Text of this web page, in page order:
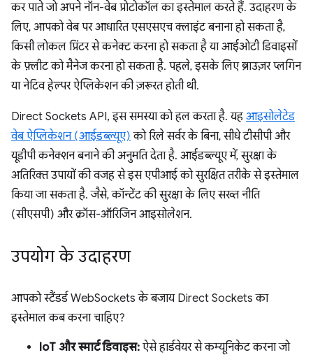
कर पाते जो अपने नॉन-वेब प्रोटोकॉल का इस्तेमाल करते हैं. उदाहरण के
लिए, आपको वेब पर आधारित एसएसएच क्लाइंट बनाना हो सकता है,
किसी लोकल प्रिंटर से कनेक्ट करना हो सकता है या आईओटी डिवाइसों
के फ़्लीट को मैनेज करना हो सकता है. पहले, इसके लिए ब्राउज़र प्लगिन
या नेटिव हेल्पर ऐप्लिकेशन की ज़रूरत होती थी.
Direct Sockets API, इस समस्या को हल करता है. यह आइसोलेटेड
वेब ऐप्लिकेशन (आईडब्ल्यूए) को रिले सर्वर के बिना, सीधे टीसीपी और
यूडीपी कनेक्शन बनाने की अनुमति देता है. आईडब्ल्यूए में, सुरक्षा के
अतिरिक्त उपायों की वजह से इस एपीआई को सुरक्षित तरीके से इस्तेमाल
किया जा सकता है. जैसे, कॉन्टेंट की सुरक्षा के लिए सख्त नीति
(सीएसपी) और क्रॉस-ऑरिजिन आइसोलेशन.
उपयोग के उदाहरण
आपको स्टैंडर्ड WebSockets के बजाय Direct Sockets का
इस्तेमाल कब करना चाहिए?
IoT और स्मार्ट डिवाइस: ऐसे हार्डवेयर से कम्यूनिकेट करना जो